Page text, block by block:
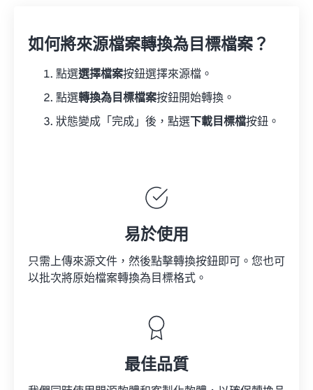
如何將來源檔案轉換為目標檔案？
點選選擇檔案按鈕選擇來源檔。
點選轉換為目標檔案按鈕開始轉換。
狀態變成「完成」後，點選 下載目標檔按鈕。
易於使用
只需上傳來源文件，然後點擊轉換按鈕即可。您也可
以批次將原始檔案轉換為目標格式。
最佳品質